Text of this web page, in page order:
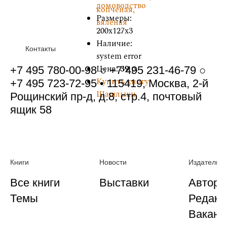
копченая,
вяленая
домоводство
Размеры:
200x127x3
Наличие:
system error
Цена:39р.
Купить книгу
Шашлыки
Контакты
+7 495 780-00-98 ○ +7 495 231-46-79 ○
+7 495 723-72-95 • 115419, Москва, 2-й
Рощинский пр-д, д.8, стр.4, почтовый
ящик 58
Книги
Все книги
Темы
Новости
Выставки